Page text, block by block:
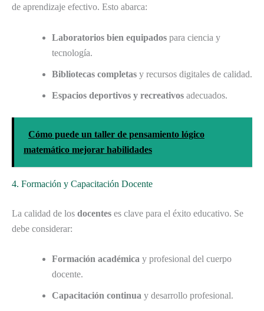
de aprendizaje efectivo. Esto abarca:
Laboratorios bien equipados para ciencia y
tecnología.
Bibliotecas completas y recursos digitales de calidad.
Espacios deportivos y recreativos adecuados.
Cómo puede un taller de pensamiento lógico
matemático mejorar habilidades
4. Formación y Capacitación Docente
La calidad de los docentes es clave para el éxito educativo. Se
debe considerar:
Formación académica y profesional del cuerpo
docente.
Capacitación continua y desarrollo profesional.